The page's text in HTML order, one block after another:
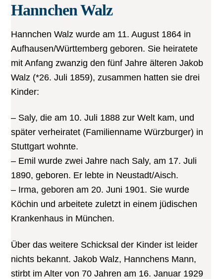
Hannchen Walz
Hannchen Walz wurde am 11. August 1864 in
Aufhausen/Württemberg geboren. Sie heiratete
mit Anfang zwanzig den fünf Jahre älteren Jakob
Walz (*26. Juli 1859), zusammen hatten sie drei
Kinder:
– Saly, die am 10. Juli 1888 zur Welt kam, und
später verheiratet (Familienname Würzburger) in
Stuttgart wohnte.
– Emil wurde zwei Jahre nach Saly, am 17. Juli
1890, geboren. Er lebte in Neustadt/Aisch.
– Irma, geboren am 20. Juni 1901. Sie wurde
Köchin und arbeitete zuletzt in einem jüdischen
Krankenhaus in München.
Über das weitere Schicksal der Kinder ist leider
nichts bekannt. Jakob Walz, Hannchens Mann,
stirbt im Alter von 70 Jahren am 16. Januar 1929